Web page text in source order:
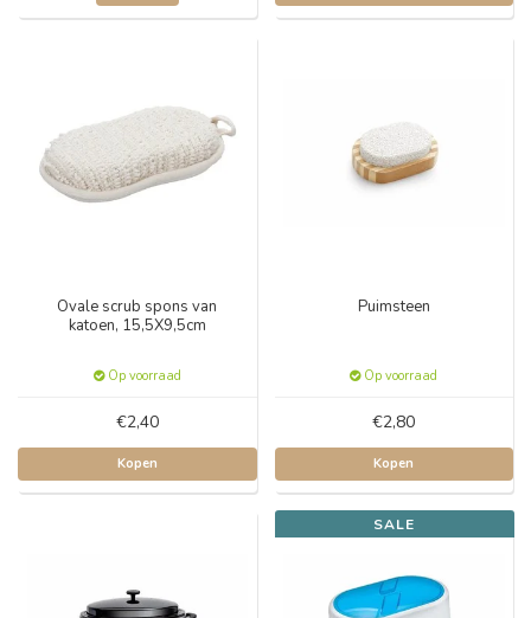
Ovale scrub spons van
katoen, 15,5X9,5cm
Op voorraad
€2,40
Kopen
Puimsteen
Op voorraad
€2,80
Kopen
SALE